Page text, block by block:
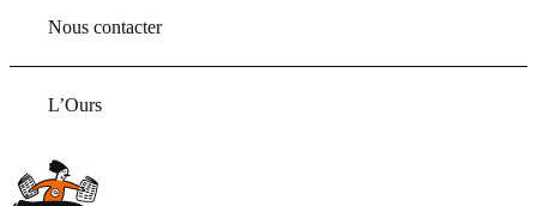
Nous contacter
L’Ours